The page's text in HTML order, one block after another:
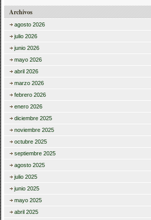
Archivos
agosto 2026
julio 2026
junio 2026
mayo 2026
abril 2026
marzo 2026
febrero 2026
enero 2026
diciembre 2025
noviembre 2025
octubre 2025
septiembre 2025
agosto 2025
julio 2025
junio 2025
mayo 2025
abril 2025